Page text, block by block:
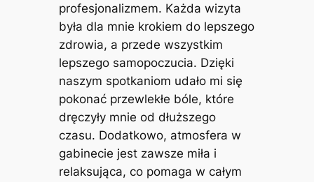
profesjonalizmem. Każda wizyta
była dla mnie krokiem do lepszego
zdrowia, a przede wszystkim
lepszego samopoczucia. Dzięki
naszym spotkaniom udało mi się
pokonać przewlekłe bóle, które
dręczyły mnie od dłuższego
czasu. Dodatkowo, atmosfera w
gabinecie jest zawsze miła i
relaksująca, co pomaga w całym